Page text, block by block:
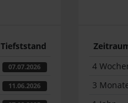
Tiefststand
07.07.2026
11.06.2026
4
3